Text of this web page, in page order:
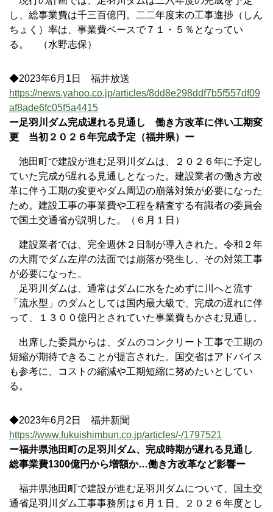
し、総事業費は千三百億円。二二年度末の工事進捗（しん
ちょく）率は、事業費ベースで７１・５％となってい
る。 （水野志保）
◆2023年6月1日 福井放送
https://news.yahoo.co.jp/articles/8dd8e298ddf7b5f557df09
af8ade6fc05f5a4415
ー足羽川ダム完成遅れる見通し 働き方改革に伴い工期変
更 当初２０２６年完成予定（福井県）ー
池田町で建設が進む足羽川ダムは、２０２６年に予定し
ていた完成が遅れる見通しとなった。建設業者の働き方改
革に伴う工期の変更やダム周辺の崩落対策が必要になった
ため。建設工事の事業費や工程を精査する有識者の委員会
で国土交通省が説明した。（６月１日）
建設業者では、完全週休２日制が導入された。令和２年
の大雨でダム左岸の法面では崩落が発生し、その対策工事
が必要になった。
足羽川ダムは、通常はダムに水をためずに川へと流す
「流水型」のダムとしては国内最大級で、完成の遅れに伴
って、１３００億円とされていた事業費もかさむ見通し。
出席した委員からは、ダムのコンクリート工事で工期の
短縮が期待できることが提言された。国交省はアドバイス
も参考に、コストの縮減や工期短縮に努めたいとしてい
る。
◆2023年6月2日 福井新聞
https://www.fukuishimbun.co.jp/articles/-/1797521
ー福井県池田町の足羽川ダム、完成時期が遅れる見通し
総事業費1300億円から増額か…働き方改革など影響ー
福井県池田町で建設が進む足羽川ダムについて、国土交
通省足羽川ダム工事事務所は６月１日、２０２６年度とし